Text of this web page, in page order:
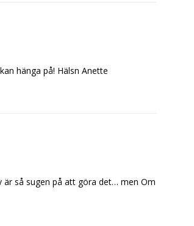
hänga på! Hälsn Anette
är så sugen på att göra det… men Om